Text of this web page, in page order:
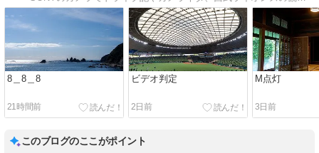
8＿8＿8
21時間前
ビデオ判定
2日前
M点灯
3日前
このブログのここがポイント